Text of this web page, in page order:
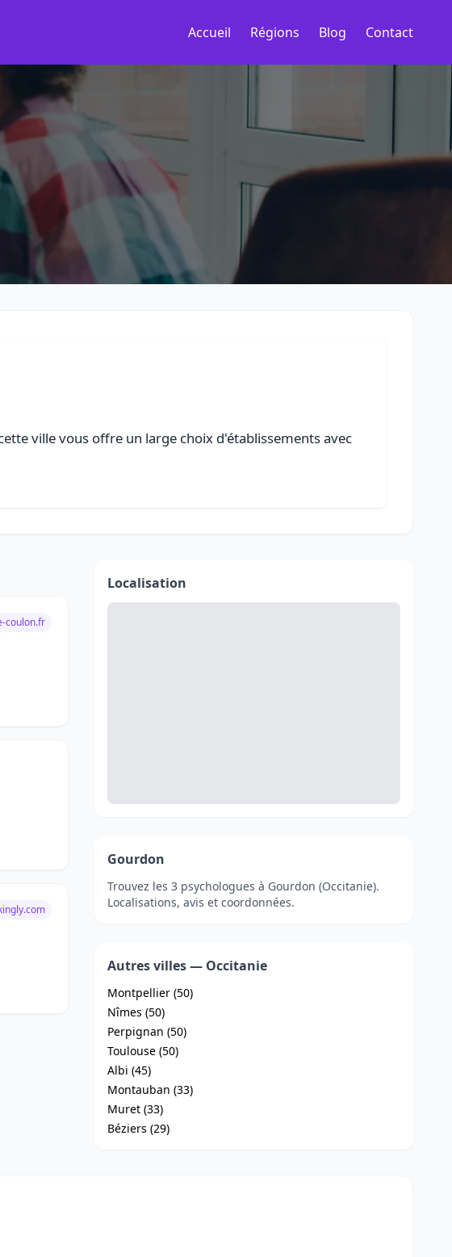
Accueil Régions Blog Contact
ville vous offre un large choix d'établissements avec
coulon.fr
Localisation
Gourdon
Trouvez les 3 psychologues à Gourdon (Occitanie).
Localisations, avis et coordonnées.
Autres villes — Occitanie
Montpellier (50)
Nîmes (50)
Perpignan (50)
Toulouse (50)
Albi (45)
Montauban (33)
Muret (33)
Béziers (29)